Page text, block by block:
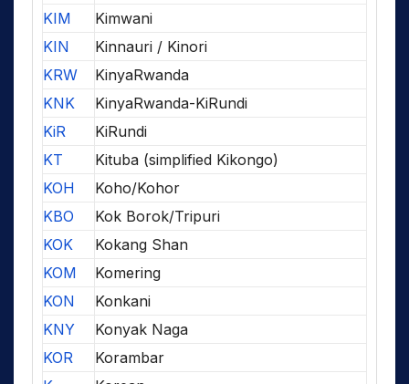
KIM
Kimwani
KIN
Kinnauri / Kinori
KRW
KinyaRwanda
KNK
KinyaRwanda-KiRundi
KiR
KiRundi
KT
Kituba (simplified Kikongo)
KOH
Koho/Kohor
KBO
Kok Borok/Tripuri
KOK
Kokang Shan
KOM
Komering
KON
Konkani
KNY
Konyak Naga
KOR
Korambar